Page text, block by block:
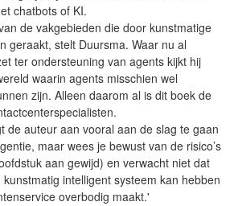
chatbots of KI.
de vakgebieden die door kunstmatige
geraakt, stelt Duursma. Waar nu al
ter ondersteuning van agents kijkt hij
waarin agents misschien wel
zijn. Alleen daarom al is dit boek de
de auteur aan vooral aan de slag te gaan
maar wees je bewust van de risico’s
aan gewijd) en verwacht niet dat
intelligent systeem kan hebben
overbodig maakt.'